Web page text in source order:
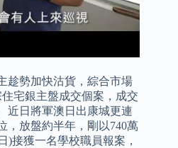
趁勢加快沽貨，綜合市場
宅銀主盤成交個案，成交
近日將軍澳日出康城更連
，放盤約半年，剛以740萬
)接獲一名學校職員報案，